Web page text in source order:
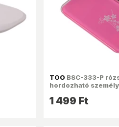
TOO BSC-333-P
hordozható
1 499 Ft